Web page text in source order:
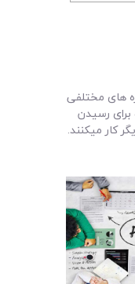
های مختلفی
برای رسیدن
کار میکنند.